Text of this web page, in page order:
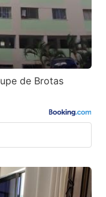
de Brotas